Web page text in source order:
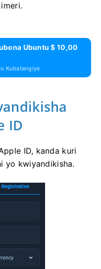
Ubuntu $ 10,00
Kubatangiye
ID
ID, kanda kuri
yo kwiyandikisha.